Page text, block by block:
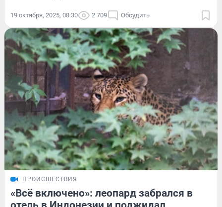
19 октября, 2025, 08:30 2 709 Обсудить
ПРОИСШЕСТВИЯ
«Всё включено»: леопард забрался в